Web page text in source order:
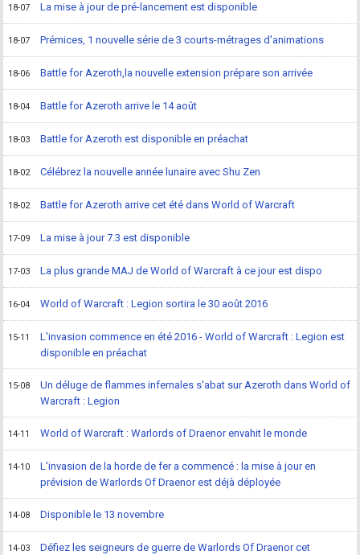
18-07 La mise à jour de pré-lancement est disponible
18-07 Prémices, 1 nouvelle série de 3 courts-métrages d'animations
18-06 Battle for Azeroth,la nouvelle extension prépare son arrivée
18-04 Battle for Azeroth arrive le 14 août
18-03 Battle for Azeroth est disponible en préachat
18-02 Célébrez la nouvelle année lunaire avec Shu Zen
18-02 Battle for Azeroth arrive cet été dans World of Warcraft
17-09 La mise à jour 7.3 est disponible
17-03 La plus grande MAJ de World of Warcraft à ce jour est dispo
16-04 World of Warcraft : Legion sortira le 30 août 2016
15-11
L'invasion commence en été 2016 - World of Warcraft : Legion est
disponible en préachat
15-08
Un déluge de flammes infernales s'abat sur Azeroth dans World of
Warcraft : Legion
14-11 World of Warcraft : Warlords of Draenor envahit le monde
14-10
L'invasion de la horde de fer a commencé : la mise à jour en
prévision de Warlords Of Draenor est déjà déployée
14-08 Disponible le 13 novembre
14-03 Défiez les seigneurs de guerre de Warlords Of Draenor cet